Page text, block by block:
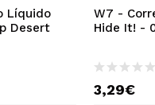
verificar o estado
consultar as suas
CRIAR CONTA
Líquido
Desert
W7 -
Hide It! -
3,29€